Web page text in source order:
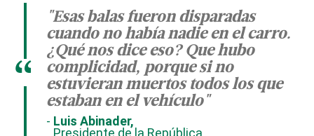
"Esas balas fueron disparadas
cuando no había nadie en el carro.
¿Qué nos dice eso? Que hubo
complicidad, porque si no
estuvieran muertos todos los que
estaban en el vehículo"
Luis Abinader,
“